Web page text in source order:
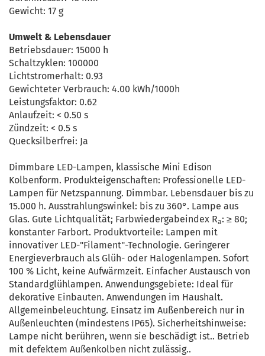
Gewicht: 17 g
Umwelt & Lebensdauer
Betriebsdauer: 15000 h
Schaltzyklen: 100000
Lichtstromerhalt: 0.93
Gewichteter Verbrauch: 4.00 kWh/1000h
Leistungsfaktor: 0.62
Anlaufzeit: < 0.50 s
Zündzeit: < 0.5 s
Quecksilberfrei: Ja
Dimmbare LED-Lampen, klassische Mini Edison
Kolbenform. Produkteigenschaften: Professionelle LED-
Lampen für Netzspannung. Dimmbar. Lebensdauer bis zu
15.000 h. Ausstrahlungswinkel: bis zu 360°. Lampe aus
Glas. Gute Lichtqualität; Farbwiedergabeindex Ra: ≥ 80;
konstanter Farbort. Produktvorteile: Lampen mit
innovativer LED-"Filament"-Technologie. Geringerer
Energieverbrauch als Glüh- oder Halogenlampen. Sofort
100 % Licht, keine Aufwärmzeit. Einfacher Austausch von
Standardglühlampen. Anwendungsgebiete: Ideal für
dekorative Einbauten. Anwendungen im Haushalt.
Allgemeinbeleuchtung. Einsatz im Außenbereich nur in
Außenleuchten (mindestens IP65). Sicherheitshinweise:
Lampe nicht berühren, wenn sie beschädigt ist.. Betrieb
mit defektem Außenkolben nicht zulässig..